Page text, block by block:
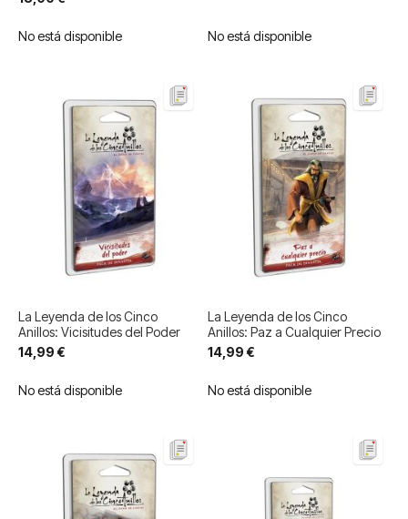
No está disponible No está disponible
La Leyenda de los Cinco
Anillos: Vicisitudes del Poder
14,99 €
No está disponible
La Leyenda de los Cinco
Anillos: Paz a Cualquier Precio
14,99 €
No está disponible